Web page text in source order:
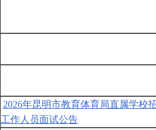
2026年昆明市教育体育局直属学校
工作人员面试公告